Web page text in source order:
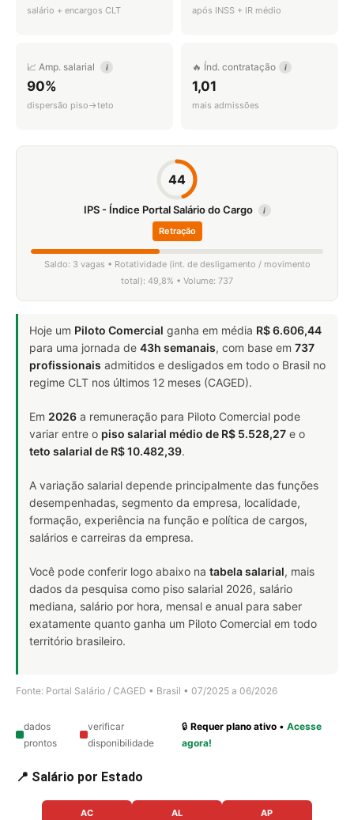
salário + encargos CLT após INSS + IR médio
📈 Amp. salarial i
90%
dispersão piso→teto
🔥 Índ. contratação i
1,01
mais admissões
44
IPS - Índice Portal Salário do Cargo i
Retração
Saldo: 3 vagas • Rotatividade (int. de desligamento / movimento
total): 49,8% • Volume: 737
Hoje um Piloto Comercial ganha em média R$ 6.606,44
para uma jornada de 43h semanais, com base em 737
profissionais admitidos e desligados em todo o Brasil no
regime CLT nos últimos 12 meses (CAGED).
Em 2026 a remuneração para Piloto Comercial pode
variar entre o piso salarial médio de R$ 5.528,27 e o
teto salarial de R$ 10.482,39.
A variação salarial depende principalmente das funções
desempenhadas, segmento da empresa, localidade,
formação, experiência na função e política de cargos,
salários e carreiras da empresa.
Você pode conferir logo abaixo na tabela salarial, mais
dados da pesquisa como piso salarial 2026, salário
mediana, salário por hora, mensal e anual para saber
exatamente quanto ganha um Piloto Comercial em todo
território brasileiro.
Fonte: Portal Salário / CAGED • Brasil • 07/2025 a 06/2026
dados
prontos
verificar
disponibilidade
🔒Requer plano ativo •Acesse
agora!
📍 Salário por Estado
AC AL AP